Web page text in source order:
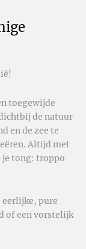
toegewijde
de natuur
en de zee te
Altijd met
je tong: troppo
eerlijke, pure
of een vorstelijk